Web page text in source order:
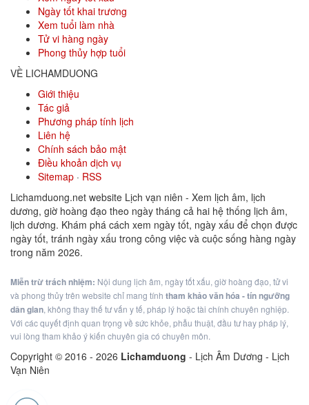
Ngày tốt khai trương
Xem tuổi làm nhà
Tử vi hàng ngày
Phong thủy hợp tuổi
VỀ LICHAMDUONG
Giới thiệu
Tác giả
Phương pháp tính lịch
Liên hệ
Chính sách bảo mật
Điều khoản dịch vụ
Sitemap · RSS
Lichamduong.net website Lịch vạn niên - Xem lịch âm, lịch
dương, giờ hoàng đạo theo ngày tháng cả hai hệ thống lịch âm,
lịch dương. Khám phá cách xem ngày tốt, ngày xấu để chọn được
ngày tốt, tránh ngày xấu trong công việc và cuộc sống hàng ngày
trong năm 2026.
Miễn trừ trách nhiệm: Nội dung lịch âm, ngày tốt xấu, giờ hoàng đạo, tử vi
và phong thủy trên website chỉ mang tính tham khảo văn hóa - tín ngưỡng
dân gian, không thay thế tư vấn y tế, pháp lý hoặc tài chính chuyên nghiệp.
Với các quyết định quan trọng về sức khỏe, phẫu thuật, đầu tư hay pháp lý,
vui lòng tham khảo ý kiến chuyên gia có chuyên môn.
Copyright © 2016 - 2026 Lichamduong - Lịch Âm Dương - Lịch
Vạn Niên